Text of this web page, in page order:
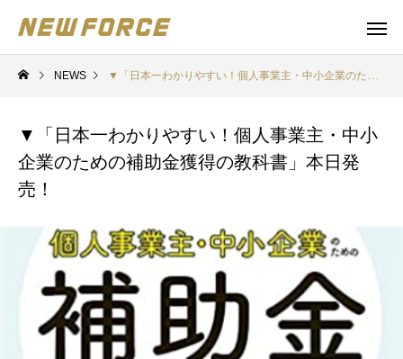
NEWS ▼「日本一わかりやすい！個人事業主・中小企業のための補助金獲得の教科書」本日発売！
▼「日本一わかりやすい！個人事業主・中小
企業のための補助金獲得の教科書」本日発
売！